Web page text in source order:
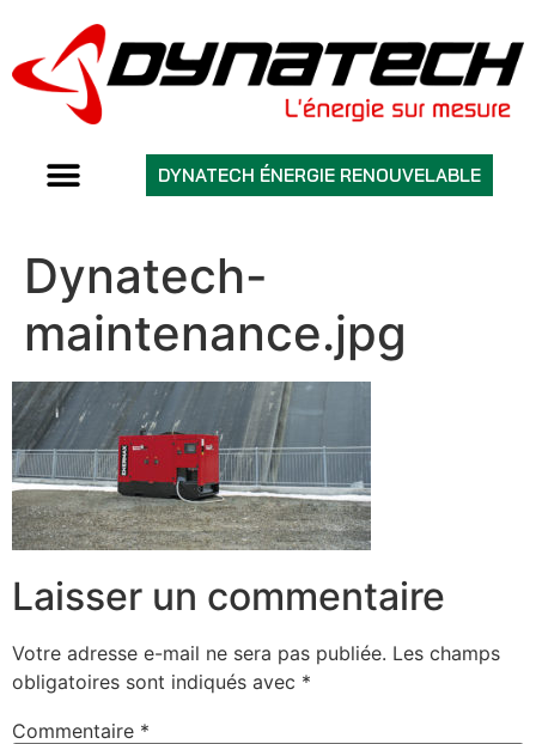
DYNATECH ÉNERGIE RENOUVELABLE
Dynatech-
maintenance.jpg
Laisser un commentaire
Votre adresse e-mail ne sera pas publiée. Les champs
obligatoires sont indiqués avec *
Commentaire *